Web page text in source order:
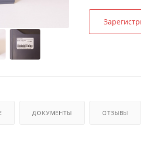
ДОКУМЕНТЫ ОТЗЫВЫ